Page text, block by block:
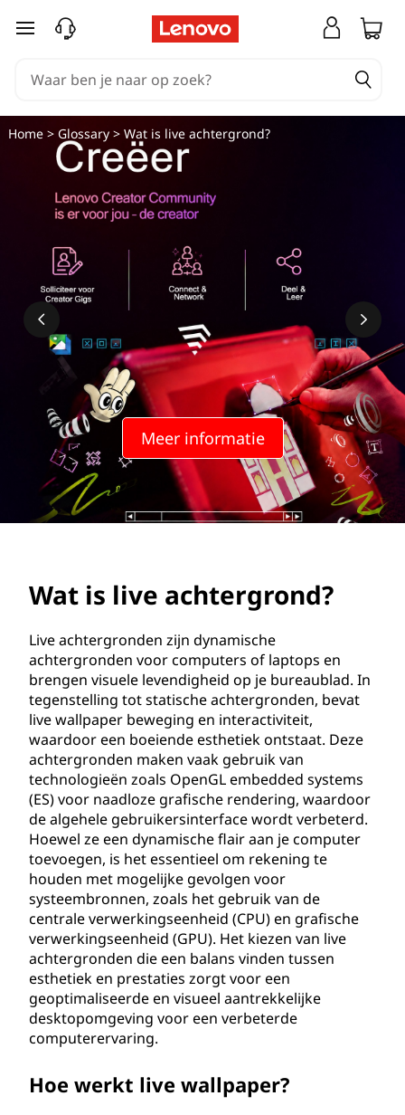
W
e
Ga naar de hoofdinhoud
Meer informatie
Home> Glossary> Wat is live achtergrond?
Wat is live achtergrond?
Live achtergronden zijn dynamische
achtergronden voor computers of laptops en
brengen visuele levendigheid op je bureaublad. In
tegenstelling tot statische achtergronden, bevat
live wallpaper beweging en interactiviteit,
waardoor een boeiende esthetiek ontstaat. Deze
achtergronden maken vaak gebruik van
technologieën zoals OpenGL embedded systems
(ES) voor naadloze grafische rendering, waardoor
de algehele gebruikersinterface wordt verbeterd.
Hoewel ze een dynamische flair aan je computer
toevoegen, is het essentieel om rekening te
houden met mogelijke gevolgen voor
systeembronnen, zoals het gebruik van de
centrale verwerkingseenheid (CPU) en grafische
verwerkingseenheid (GPU). Het kiezen van live
achtergronden die een balans vinden tussen
esthetiek en prestaties zorgt voor een
geoptimaliseerde en visueel aantrekkelijke
desktopomgeving voor een verbeterde
computerervaring.
Hoe werkt live wallpaper?